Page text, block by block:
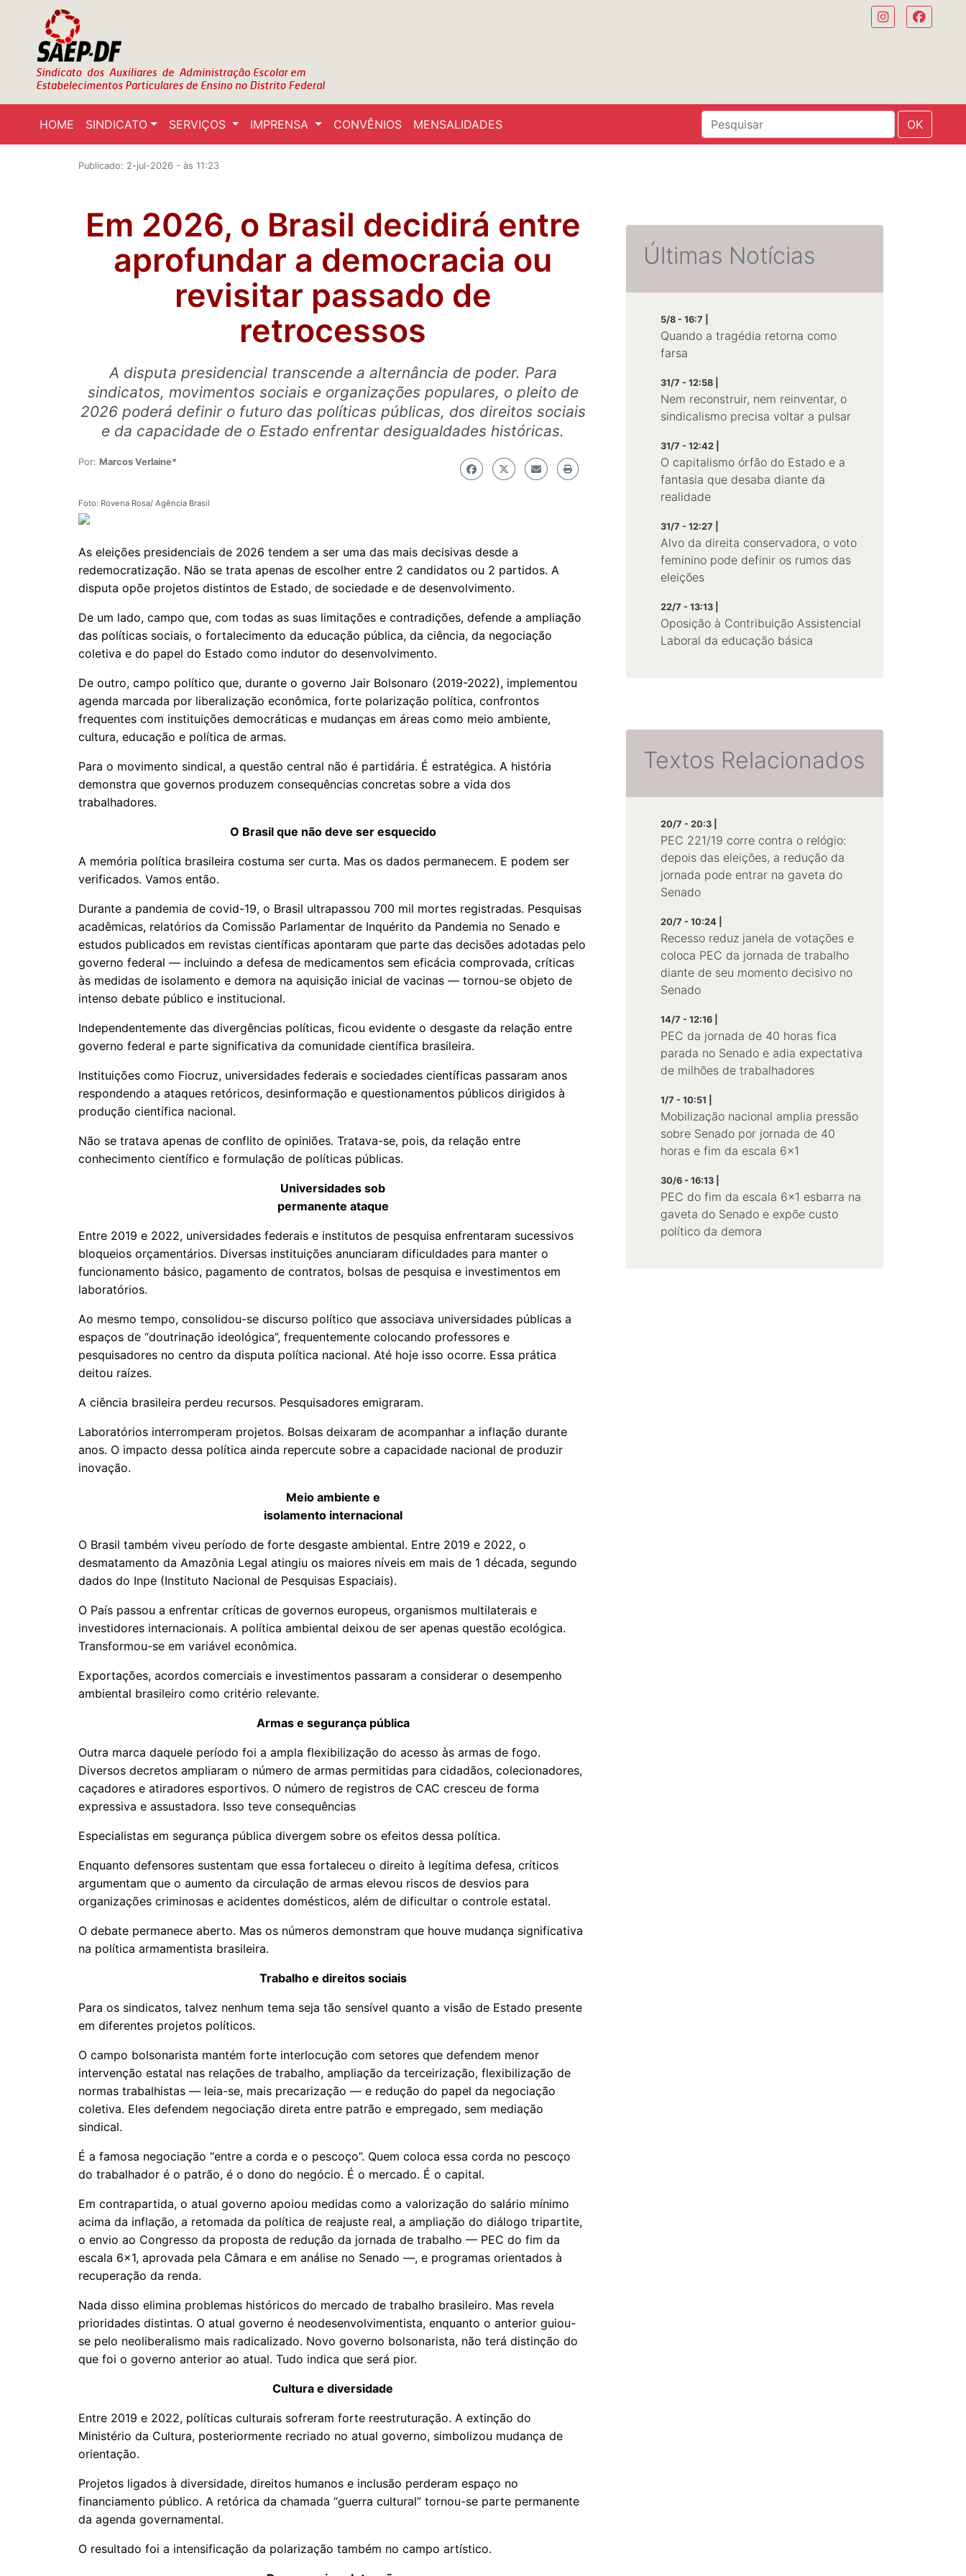
HOME SINDICATO SERVIÇOS IMPRENSA CONVÊNIOS MENSALIDADES OK
Publicado: 2-jul-2026 - às 11:23
Em 2026, o Brasil decidirá entre
aprofundar a democracia ou
revisitar passado de
retrocessos
A disputa presidencial transcende a alternância de poder. Para
sindicatos, movimentos sociais e organizações populares, o pleito de
2026 poderá definir o futuro das políticas públicas, dos direitos sociais
e da capacidade de o Estado enfrentar desigualdades históricas.
Por: Marcos Verlaine*
Foto: Rovena Rosa/ Agência Brasil
As eleições presidenciais de 2026 tendem a ser uma das mais decisivas desde a
redemocratização. Não se trata apenas de escolher entre 2 candidatos ou 2 partidos. A
disputa opõe projetos distintos de Estado, de sociedade e de desenvolvimento.
De um lado, campo que, com todas as suas limitações e contradições, defende a ampliação
das políticas sociais, o fortalecimento da educação pública, da ciência, da negociação
coletiva e do papel do Estado como indutor do desenvolvimento.
De outro, campo político que, durante o governo Jair Bolsonaro (2019-2022), implementou
agenda marcada por liberalização econômica, forte polarização política, confrontos
frequentes com instituições democráticas e mudanças em áreas como meio ambiente,
cultura, educação e política de armas.
Para o movimento sindical, a questão central não é partidária. É estratégica. A história
demonstra que governos produzem consequências concretas sobre a vida dos
trabalhadores.
O Brasil que não deve ser esquecido
A memória política brasileira costuma ser curta. Mas os dados permanecem. E podem ser
verificados. Vamos então.
Durante a pandemia de covid-19, o Brasil ultrapassou 700 mil mortes registradas. Pesquisas
acadêmicas, relatórios da Comissão Parlamentar de Inquérito da Pandemia no Senado e
estudos publicados em revistas científicas apontaram que parte das decisões adotadas pelo
governo federal — incluindo a defesa de medicamentos sem eficácia comprovada, críticas
às medidas de isolamento e demora na aquisição inicial de vacinas — tornou-se objeto de
intenso debate público e institucional.
Independentemente das divergências políticas, ficou evidente o desgaste da relação entre
governo federal e parte significativa da comunidade científica brasileira.
Instituições como Fiocruz, universidades federais e sociedades científicas passaram anos
respondendo a ataques retóricos, desinformação e questionamentos públicos dirigidos à
produção científica nacional.
Não se tratava apenas de conflito de opiniões. Tratava-se, pois, da relação entre
conhecimento científico e formulação de políticas públicas.
Universidades sob
permanente ataque
Entre 2019 e 2022, universidades federais e institutos de pesquisa enfrentaram sucessivos
bloqueios orçamentários. Diversas instituições anunciaram dificuldades para manter o
funcionamento básico, pagamento de contratos, bolsas de pesquisa e investimentos em
laboratórios.
Ao mesmo tempo, consolidou-se discurso político que associava universidades públicas a
espaços de “doutrinação ideológica”, frequentemente colocando professores e
pesquisadores no centro da disputa política nacional. Até hoje isso ocorre. Essa prática
deitou raízes.
A ciência brasileira perdeu recursos. Pesquisadores emigraram.
Laboratórios interromperam projetos. Bolsas deixaram de acompanhar a inflação durante
anos. O impacto dessa política ainda repercute sobre a capacidade nacional de produzir
inovação.
Meio ambiente e
isolamento internacional
O Brasil também viveu período de forte desgaste ambiental. Entre 2019 e 2022, o
desmatamento da Amazônia Legal atingiu os maiores níveis em mais de 1 década, segundo
dados do Inpe (Instituto Nacional de Pesquisas Espaciais).
O País passou a enfrentar críticas de governos europeus, organismos multilaterais e
investidores internacionais. A política ambiental deixou de ser apenas questão ecológica.
Transformou-se em variável econômica.
Exportações, acordos comerciais e investimentos passaram a considerar o desempenho
ambiental brasileiro como critério relevante.
Armas e segurança pública
Outra marca daquele período foi a ampla flexibilização do acesso às armas de fogo.
Diversos decretos ampliaram o número de armas permitidas para cidadãos, colecionadores,
caçadores e atiradores esportivos. O número de registros de CAC cresceu de forma
expressiva e assustadora. Isso teve consequências
Especialistas em segurança pública divergem sobre os efeitos dessa política.
Enquanto defensores sustentam que essa fortaleceu o direito à legítima defesa, críticos
argumentam que o aumento da circulação de armas elevou riscos de desvios para
organizações criminosas e acidentes domésticos, além de dificultar o controle estatal.
O debate permanece aberto. Mas os números demonstram que houve mudança significativa
na política armamentista brasileira.
Trabalho e direitos sociais
Para os sindicatos, talvez nenhum tema seja tão sensível quanto a visão de Estado presente
em diferentes projetos políticos.
O campo bolsonarista mantém forte interlocução com setores que defendem menor
intervenção estatal nas relações de trabalho, ampliação da terceirização, flexibilização de
normas trabalhistas — leia-se, mais precarização — e redução do papel da negociação
coletiva. Eles defendem negociação direta entre patrão e empregado, sem mediação
sindical.
É a famosa negociação “entre a corda e o pescoço”. Quem coloca essa corda no pescoço
do trabalhador é o patrão, é o dono do negócio. É o mercado. É o capital.
Em contrapartida, o atual governo apoiou medidas como a valorização do salário mínimo
acima da inflação, a retomada da política de reajuste real, a ampliação do diálogo tripartite,
o envio ao Congresso da proposta de redução da jornada de trabalho — PEC do fim da
escala 6x1, aprovada pela Câmara e em análise no Senado —, e programas orientados à
recuperação da renda.
Nada disso elimina problemas históricos do mercado de trabalho brasileiro. Mas revela
prioridades distintas. O atual governo é neodesenvolvimentista, enquanto o anterior guiou-
se pelo neoliberalismo mais radicalizado. Novo governo bolsonarista, não terá distinção do
que foi o governo anterior ao atual. Tudo indica que será pior.
Cultura e diversidade
Entre 2019 e 2022, políticas culturais sofreram forte reestruturação. A extinção do
Ministério da Cultura, posteriormente recriado no atual governo, simbolizou mudança de
orientação.
Projetos ligados à diversidade, direitos humanos e inclusão perderam espaço no
financiamento público. A retórica da chamada “guerra cultural” tornou-se parte permanente
da agenda governamental.
O resultado foi a intensificação da polarização também no campo artístico.
Últimas Notícias
5/8 - 16:7 |
Quando a tragédia retorna como
farsa
31/7 - 12:58 |
Nem reconstruir, nem reinventar, o
sindicalismo precisa voltar a pulsar
31/7 - 12:42 |
O capitalismo órfão do Estado e a
fantasia que desaba diante da
realidade
31/7 - 12:27 |
Alvo da direita conservadora, o voto
feminino pode definir os rumos das
eleições
22/7 - 13:13 |
Oposição à Contribuição Assistencial
Laboral da educação básica
Textos Relacionados
20/7 - 20:3 |
PEC 221/19 corre contra o relógio:
depois das eleições, a redução da
jornada pode entrar na gaveta do
Senado
20/7 - 10:24 |
Recesso reduz janela de votações e
coloca PEC da jornada de trabalho
diante de seu momento decisivo no
Senado
14/7 - 12:16 |
PEC da jornada de 40 horas fica
parada no Senado e adia expectativa
de milhões de trabalhadores
1/7 - 10:51 |
Mobilização nacional amplia pressão
sobre Senado por jornada de 40
horas e fim da escala 6×1
30/6 - 16:13 |
PEC do fim da escala 6x1 esbarra na
gaveta do Senado e expõe custo
político da demora